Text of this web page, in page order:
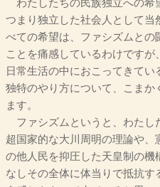
わたしたちの民族独立への
つまり独立した社会人として当
べての希望は、ファシズムとの
ことを痛感しているわけです
日常生活の中におこってきて
独特のやり方について、こまか
ます。
ファシズムというと、わたし
超国家的な大川周明の理論や
の他人民を抑圧した天皇制の機
なしその全体に体当りで抵抗